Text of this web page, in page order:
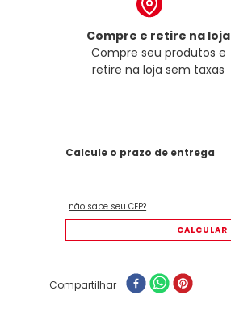
Compre e retire na loja
Compre seu produtos e
retire na loja sem taxas
Compartilhar